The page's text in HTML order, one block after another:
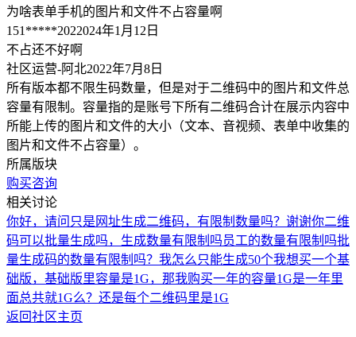
为啥表单手机的图片和文件不占容量啊
151*****2022024年1月12日
不占还不好啊
社区运营-阿北2022年7月8日
所有版本都不限生码数量，但是对于二维码中的图片和文件总
容量有限制。容量指的是账号下所有二维码合计在展示内容中
所能上传的图片和文件的大小（文本、音视频、表单中收集的
图片和文件不占容量）。
所属版块
购买咨询
相关讨论
你好，请问只是网址生成二维码，有限制数量吗？谢谢你二维
码可以批量生成吗，生成数量有限制吗员工的数量有限制吗批
量生成码的数量有限制吗？我怎么只能生成50个我想买一个基
础版，基础版里容量是1G，那我购买一年的容量1G是一年里
面总共就1G么？还是每个二维码里是1G
返回社区主页